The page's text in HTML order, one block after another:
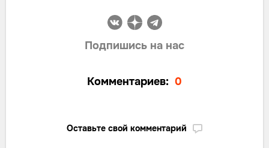
Подпишись на нас
Комментариев: 0
Оставьте свой комментарий